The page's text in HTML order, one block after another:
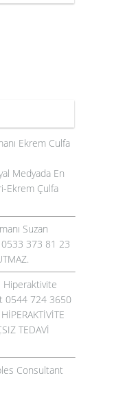
Ekrem Culfa
Medyada En
Ekrem Çulfa
Suzan
0533 373 81 23
Hiperaktivite
0544 724 3650
TEDAVİ
Consultant